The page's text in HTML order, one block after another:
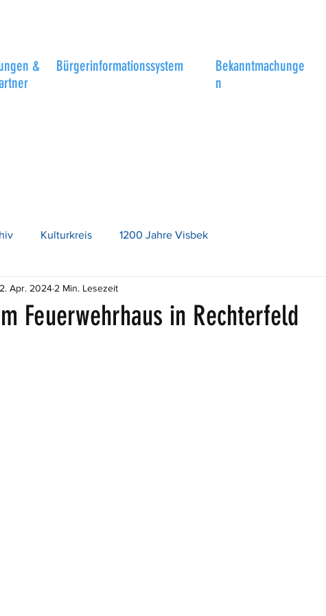
&
Bürgerinformationssystem
Bekanntmachunge
n
Kulturkreis 1200 Jahre Visbek
Feuerwehrhaus in Rechterfeld
Apr. 2024 2 Min. Lesezeit